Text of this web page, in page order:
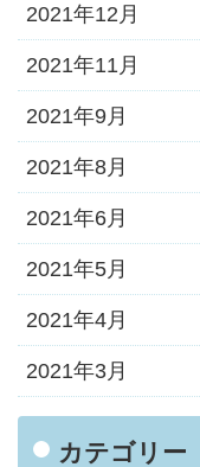
2021年12月
2021年11月
2021年9月
2021年8月
2021年6月
2021年5月
2021年4月
2021年3月
カテゴリー